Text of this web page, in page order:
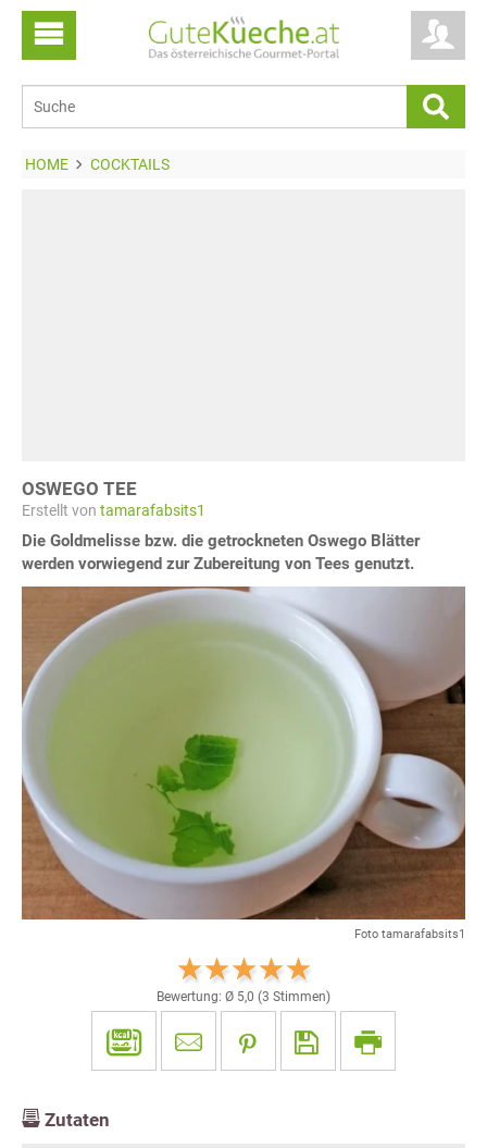
HOME COCKTAILS
OSWEGO TEE
Erstellt von tamarafabsits1
Die Goldmelisse bzw. die getrockneten Oswego Blätter
werden vorwiegend zur Zubereitung von Tees genutzt.
Foto tamarafabsits1
Bewertung: Ø 5,0 (3 Stimmen)
Zutaten